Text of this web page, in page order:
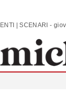
ANALISI |